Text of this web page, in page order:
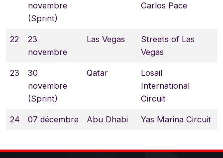
novembre
(Sprint)
Carlos Pace
22
23
novembre
Las Vegas
Streets of Las
Vegas
23
30
novembre
(Sprint)
Qatar
Losail
International
Circuit
24 07 décembre Abu Dhabi Yas Marina Circuit